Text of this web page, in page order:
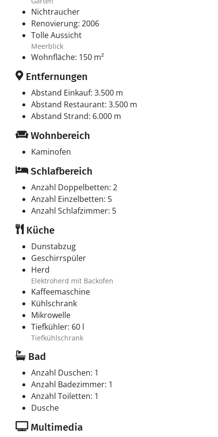
Nichtraucher
Renovierung: 2006
Tolle Aussicht
Meerblick
Wohnfläche: 150 m²
Entfernungen
Abstand Einkauf: 3.500 m
Abstand Restaurant: 3.500 m
Abstand Strand: 6.000 m
Wohnbereich
Kaminofen
Schlafbereich
Anzahl Doppelbetten: 2
Anzahl Einzelbetten: 5
Anzahl Schlafzimmer: 5
Küche
Dunstabzug
Geschirrspüler
Herd
Elektroherd mit Backofen
Kaffeemaschine
Kühlschrank
Mikrowelle
Tiefkühler: 60 l
Tiefkühlschrank
Bad
Anzahl Duschen: 1
Anzahl Badezimmer: 1
Anzahl Toiletten: 1
Dusche
Multimedia